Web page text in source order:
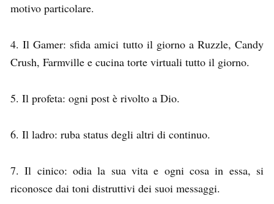
motivo particolare.
4. Il Gamer: sfida amici tutto il giorno a Ruzzle, Candy
Crush, Farmville e cucina torte virtuali tutto il giorno.
5. Il profeta: ogni post è rivolto a Dio.
6. Il ladro: ruba status degli altri di continuo.
7. Il cinico: odia la sua vita e ogni cosa in essa, si
riconosce dai toni distruttivi dei suoi messaggi.